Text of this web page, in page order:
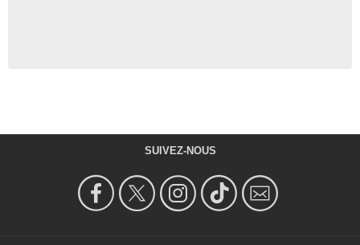
SUIVEZ-NOUS